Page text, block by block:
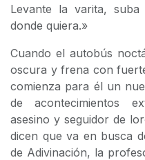
Levante la varita,
donde quiera.»
Cuando el autobús
oscura y frena con
comienza para él un
de acontecimientos
asesino y seguidor de
dicen que va en busca
de Adivinación, la